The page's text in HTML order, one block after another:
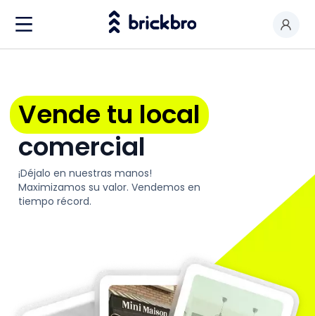
Valorar mi local
Productos
Contactar
Vende tu local
comercial
¡Déjalo en nuestras manos!
Maximizamos su valor. Vendemos en
tiempo récord.